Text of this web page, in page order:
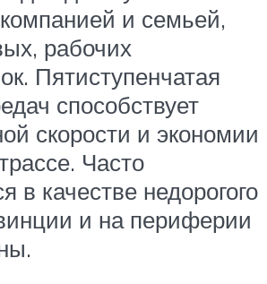
и семьей,
рабочих
Пятиступенчатая
способствует
скорости и экономии
Часто
в качестве недорогого
и на периферии